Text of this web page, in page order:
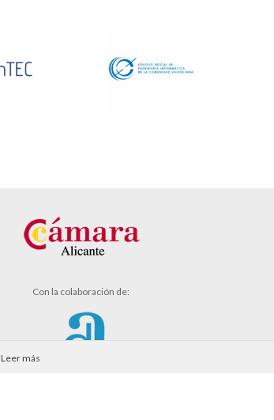
Con la colaboración de:
Leer más